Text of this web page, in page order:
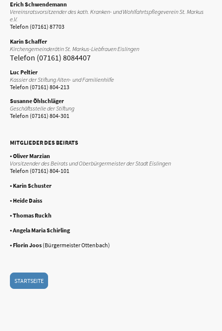
Erich Schwendemann
Vereinsratsvorsitzender des kath. Kranken- und Wohlfahrtspflegeverein St. Markus
e.V.
Telefon (07161) 87703
Karin Schaffer
Kirchengemeinderätin St. Markus-Liebfrauen Eislingen
Telefon (07161) 8084407
Luc Peltier
Kassier der Stiftung Alten- und Familienhilfe
Telefon (07161) 804-213
Susanne Öhlschläger
Geschäftsstelle der Stiftung
Telefon (07161) 804-301
MITGLIEDER DES BEIRATS
• Oliver Marzian
Vorsitzender des Beirats und Oberbürgermeister der Stadt Eislingen
Telefon (07161) 804-101
• Karin Schuster
• Heide Daiss
• Thomas Ruckh
• Angela Maria Schirling
• Florin Joos (Bürgermeister Ottenbach)
STARTSEITE